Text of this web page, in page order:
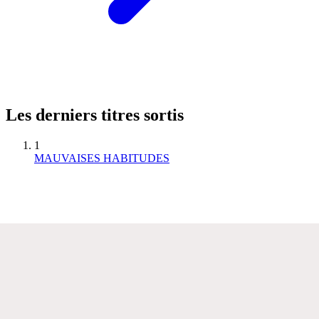
Les derniers titres sortis
1
MAUVAISES HABITUDES